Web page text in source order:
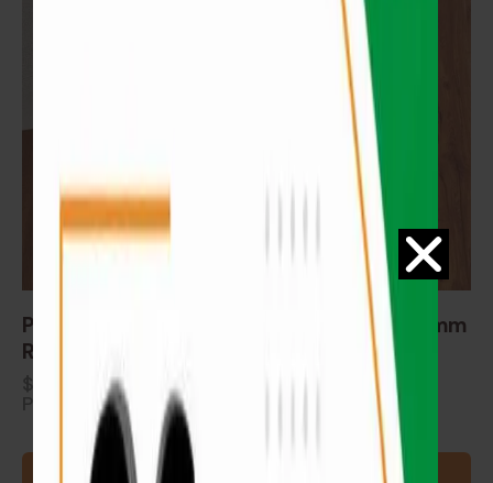
Piso Vinílico SPC sistema Click Espesor 5.5mm
Roble Coñac
Precio por m². Se vende en cajas (2.22 m²)
AGREGAR AL CARRITO